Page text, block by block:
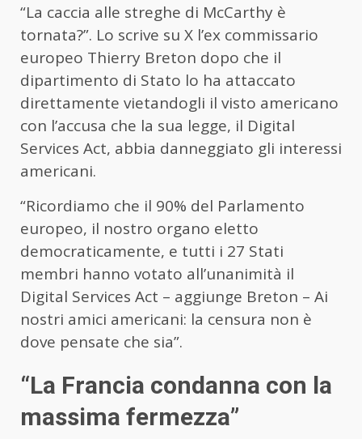
“La caccia alle streghe di McCarthy è
tornata?”. Lo scrive su X l’ex commissario
europeo Thierry Breton dopo che il
dipartimento di Stato lo ha attaccato
direttamente vietandogli il visto americano
con l’accusa che la sua legge, il Digital
Services Act, abbia danneggiato gli interessi
americani.
“Ricordiamo che il 90% del Parlamento
europeo, il nostro organo eletto
democraticamente, e tutti i 27 Stati
membri hanno votato all’unanimità il
Digital Services Act – aggiunge Breton – Ai
nostri amici americani: la censura non è
dove pensate che sia”.
“La Francia condanna con la
massima fermezza”